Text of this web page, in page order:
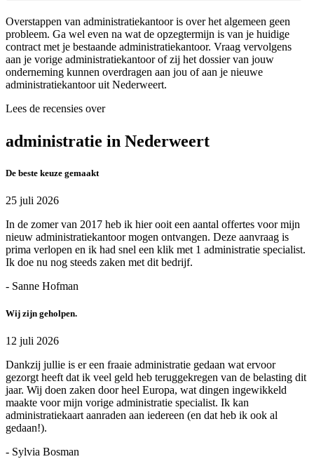
Overstappen van administratiekantoor is over het algemeen geen
probleem. Ga wel even na wat de opzegtermijn is van je huidige
contract met je bestaande administratiekantoor. Vraag vervolgens
aan je vorige administratiekantoor of zij het dossier van jouw
onderneming kunnen overdragen aan jou of aan je nieuwe
administratiekantoor uit Nederweert.
Lees de recensies over
administratie in Nederweert
De beste keuze gemaakt
25 juli 2026
In de zomer van 2017 heb ik hier ooit een aantal offertes voor mijn
nieuw administratiekantoor mogen ontvangen. Deze aanvraag is
prima verlopen en ik had snel een klik met 1 administratie specialist.
Ik doe nu nog steeds zaken met dit bedrijf.
- Sanne Hofman
Wij zijn geholpen.
12 juli 2026
Dankzij jullie is er een fraaie administratie gedaan wat ervoor
gezorgt heeft dat ik veel geld heb teruggekregen van de belasting dit
jaar. Wij doen zaken door heel Europa, wat dingen ingewikkeld
maakte voor mijn vorige administratie specialist. Ik kan
administratiekaart aanraden aan iedereen (en dat heb ik ook al
gedaan!).
- Sylvia Bosman